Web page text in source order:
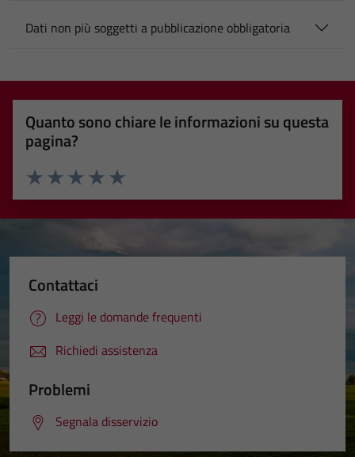
Dati non più soggetti a pubblicazione obbligatoria
Quanto sono chiare le informazioni su questa
pagina?
Valuta 5 stelle su 5
Valuta 4 stelle su 5
Valuta 3 stelle su 5
Valuta 2 stelle su 5
Valuta 1 stelle su 5
Contattaci
Leggi le domande frequenti
Richiedi assistenza
Problemi
Segnala disservizio